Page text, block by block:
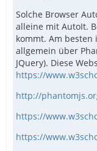
Solche Browser
alleine mit AutoIt.
kommt. Am
allgemein über
JQuery). Diese
https://
http://
https://
https://